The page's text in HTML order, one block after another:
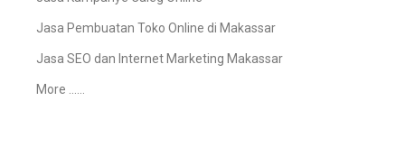
Jasa Pembuatan Toko Online di Makassar
Jasa SEO dan Internet Marketing Makassar
More ……